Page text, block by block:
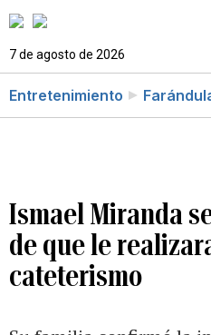
7 de agosto de 2026
Entretenimiento
Ismael Miranda
de que le
cateterismo